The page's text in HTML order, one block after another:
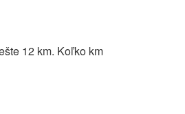
12 km. Koľko km